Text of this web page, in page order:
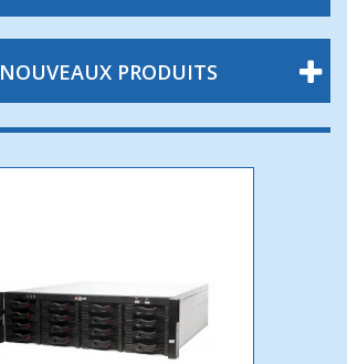
NOUVEAUX PRODUITS